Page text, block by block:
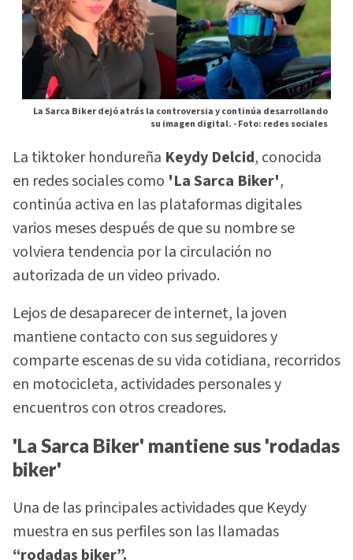
La Sarca Biker dejó atrás la controversia y continúa desarrollando
su imagen digital. -Foto: redes sociales
La tiktoker hondureña Keydy Delcid, conocida
en redes sociales como 'La Sarca Biker',
continúa activa en las plataformas digitales
varios meses después de que su nombre se
volviera tendencia por la circulación no
autorizada de un video privado.
Lejos de desaparecer de internet, la joven
mantiene contacto con sus seguidores y
comparte escenas de su vida cotidiana, recorridos
en motocicleta, actividades personales y
encuentros con otros creadores.
'La Sarca Biker' mantiene sus 'rodadas
biker'
Una de las principales actividades que Keydy
muestra en sus perfiles son las llamadas
“rodadas biker”.